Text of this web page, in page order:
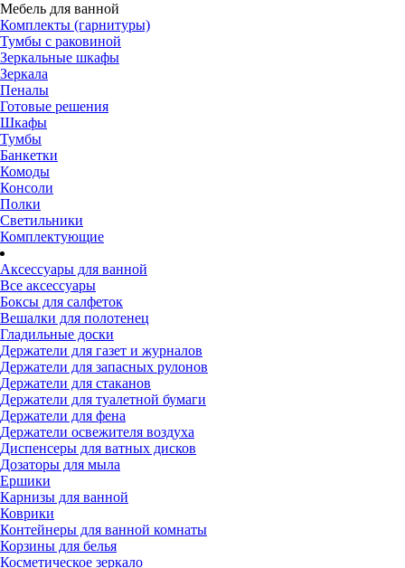
Мебель для ванной
Комплекты (гарнитуры)
Тумбы с раковиной
Зеркальные шкафы
Зеркала
Пеналы
Готовые решения
Шкафы
Тумбы
Банкетки
Комоды
Консоли
Полки
Светильники
Комплектующие
Аксессуары для ванной
Все аксессуары
Боксы для салфеток
Вешалки для полотенец
Гладильные доски
Держатели для газет и журналов
Держатели для запасных рулонов
Держатели для стаканов
Держатели для туалетной бумаги
Держатели для фена
Держатели освежителя воздуха
Диспенсеры для ватных дисков
Дозаторы для мыла
Ершики
Карнизы для ванной
Коврики
Контейнеры для ванной комнаты
Корзины для белья
Косметическое зеркало